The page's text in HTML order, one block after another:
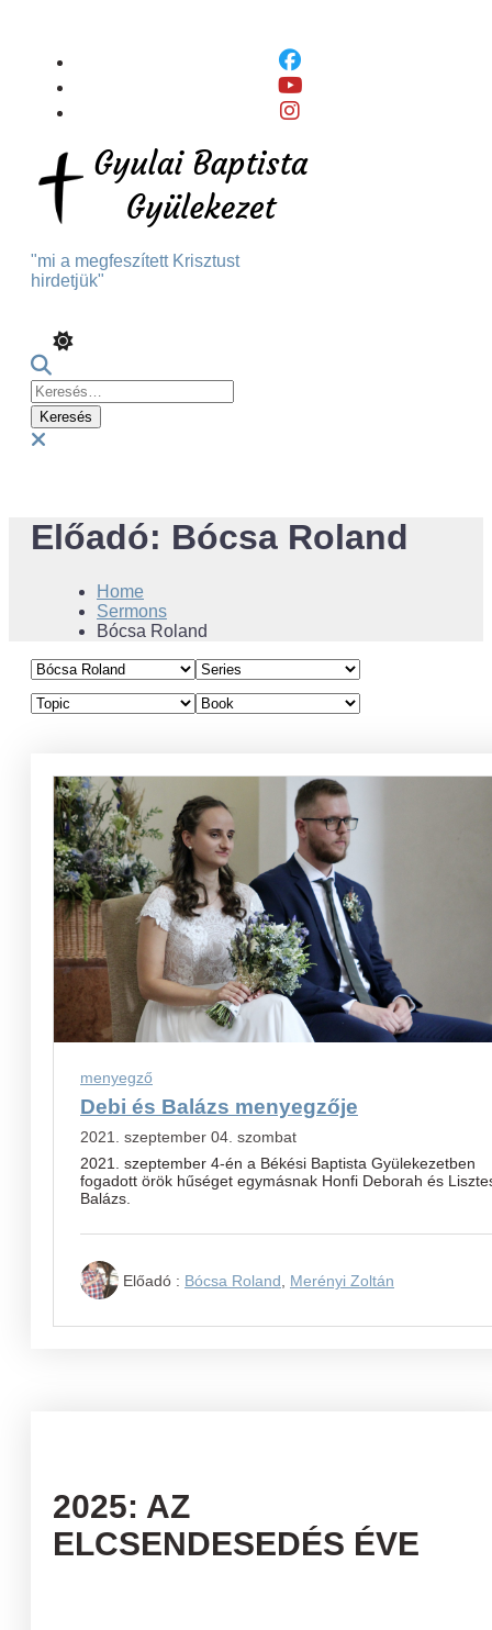
Content
"mi a megfeszített Krisztust
hirdetjük"
Keresés:
Előadó: Bócsa Roland
Home
Sermons
Bócsa Roland
menyegző
Debi és Balázs menyegzője
2021. szeptember 04. szombat
2021. szeptember 4-én a Békési Baptista Gyülekezetben
fogadott örök hűséget egymásnak Honfi Deborah és
Balázs.
Előadó : Bócsa Roland Merényi Zoltán
2025: AZ
ELCSENDESEDÉS ÉVE